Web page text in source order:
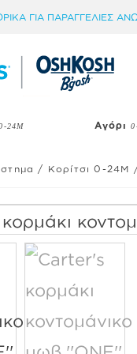
ΓΙΑ ΠΑΡΑΓΓΕΛΙΕΣ
24Μ Αγόρι
/ Κορίτσι 0-24Μ